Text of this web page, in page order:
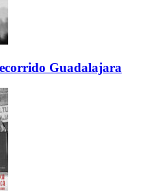
Guadalajara